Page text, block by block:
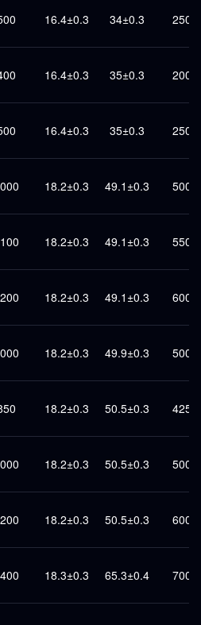
16.4±0.3 34±0.3 250
16.4±0.3 35±0.3 200
16.4±0.3 35±0.3 250
18.2±0.3 49.1±0.3 500
18.2±0.3 49.1±0.3 550
18.2±0.3 49.1±0.3 600
18.2±0.3 49.9±0.3 500
18.2±0.3 50.5±0.3 425
18.2±0.3 50.5±0.3 500
18.2±0.3 50.5±0.3 600
18.3±0.3 65.3±0.4 700